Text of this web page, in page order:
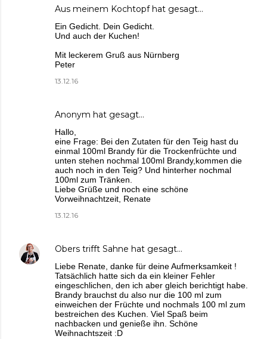
Aus meinem Kochtopfhat gesagt…
Ein Gedicht. Dein Gedicht.
Und auch der Kuchen!
Mit leckerem Gruß aus Nürnberg
Peter
13.12.16
Anonym hat gesagt…
Hallo,
eine Frage: Bei den Zutaten für den Teig hast du
einmal 100ml Brandy für die Trockenfrüchte und
unten stehen nochmal 100ml Brandy,kommen die
auch noch in den Teig? Und hinterher nochmal
100ml zum Tränken.
Liebe Grüße und noch eine schöne
Vorweihnachtzeit, Renate
13.12.16
Obers trifft Sahne hat gesagt…
Liebe Renate, danke für deine Aufmerksamkeit !
Tatsächlich hatte sich da ein kleiner Fehler
eingeschlichen, den ich aber gleich berichtigt habe.
Brandy brauchst du also nur die 100 ml zum
einweichen der Früchte und nochmals 100 ml zum
bestreichen des Kuchen. Viel Spaß beim
nachbacken und genieße ihn. Schöne
Weihnachtszeit :D